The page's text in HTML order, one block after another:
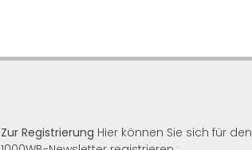
Zur Registrierung Hier können Sie sich für den